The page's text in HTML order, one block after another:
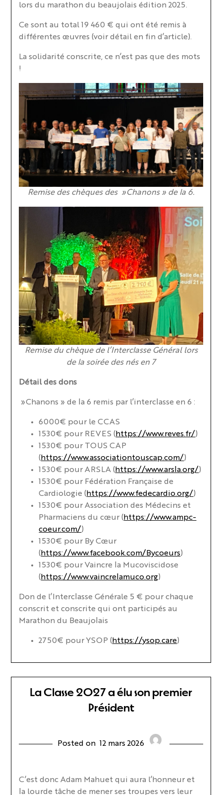
lors du marathon du beaujolais édition 2025.
Ce sont au total 19 460 € qui ont été remis à
différentes œuvres (voir détail en fin d’article).
La solidarité conscrite, ce n’est pas que des mots
!
Remise des chèques des »Chanons » de la 6.
Remise du chèque de l’Interclasse Général lors
de la soirée des nés en 7
Détail des dons
»Chanons » de la 6 remis par l’interclasse en 6 :
6000€ pour le CCAS
1530€ pour REVES (https://www.reves.fr/)
1530€ pour TOUS CAP
(https://www.associationtouscap.com/)
1530€ pour ARSLA (https://www.arsla.org/)
1530€ pour Fédération Française de
Cardiologie (https://www.fedecardio.org/)
1530€ pour Association des Médecins et
Pharmaciens du cœur (https://www.ampc-
coeur.com/)
1530€ pour By Cœur
(https://www.facebook.com/Bycoeurs)
1530€ pour Vaincre la Mucoviscidose
(https://www.vaincrelamuco.org)
Don de l’Interclasse Générale 5 € pour chaque
conscrit et conscrite qui ont participés au
Marathon du Beaujolais
2750€ pour YSOP (https://ysop.care)
La Classe 2027 a élu son premier
Président
Posted on 12 mars 2026
C’est donc Adam Mahuet qui aura l’honneur et
la lourde tâche de mener ses troupes vers leur